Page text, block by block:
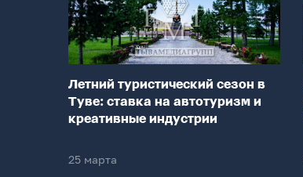
Летний туристический сезон в
Туве: ставка на автотуризм и
креативные индустрии
25 марта